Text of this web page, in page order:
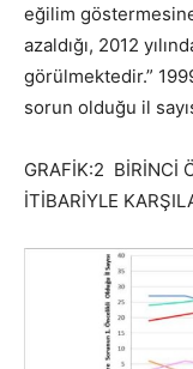
eğilim
azaldığı, 2012
görülmektedir.”
sorun olduğu il
GRAFİK:2 BİRİNCİ
İTİBARİYLE